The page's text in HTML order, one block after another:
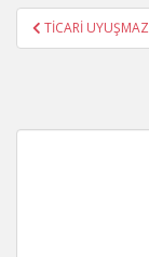
Yazı
gezinmesi
TİCARİ